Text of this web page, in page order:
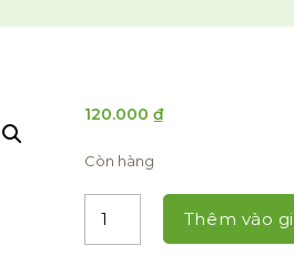
120.000₫
Còn hàng
Thêm vào